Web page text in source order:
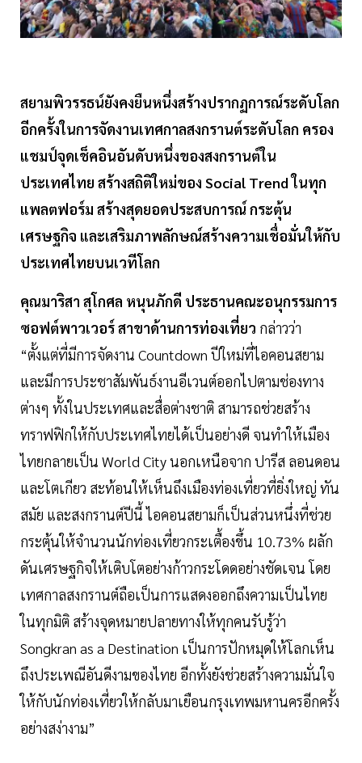
สยามพิวรรธน์ยังคงยืนหนึ่งสร้างปรากฏการณ์ระดับโลก
อีกครั้งในการจัดงานเทศกาลสงกรานต์ระดับโลก ครอง
แชมป์จุดเช็คอินอันดับหนึ่งของสงกรานต์ใน
ประเทศไทย สร้างสถิติใหม่ของ Social Trend ในทุก
แพลตฟอร์ม สร้างสุดยอดประสบการณ์ กระตุ้น
เศรษฐกิจ และเสริมภาพลักษณ์สร้างความเชื่อมั่นให้กับ
ประเทศไทยบนเวทีโลก
คุณมาริสา สุโกศล หนุนภักดี ประธานคณะอนุกรรมการ
ซอฟต์พาวเวอร์ สาขาด้านการท่องเที่ยว กล่าวว่า
“ตั้งแต่ที่มีการจัดงาน Countdown ปีใหม่ที่ไอคอนสยาม
และมีการประชาสัมพันธ์งานอีเวนต์ออกไปตามช่องทาง
ต่างๆ ทั้งในประเทศและสื่อต่างชาติ สามารถช่วยสร้าง
ทราฟฟิกให้กับประเทศไทยได้เป็นอย่างดี จนทำให้เมือง
ไทยกลายเป็น World City นอกเหนือจาก ปารีส ลอนดอน
และโตเกียว สะท้อนให้เห็นถึงเมืองท่องเที่ยวที่ยิ่งใหญ่ ทัน
สมัย และสงกรานต์ปีนี้ ไอคอนสยามก็เป็นส่วนหนึ่งที่ช่วย
กระตุ้นให้จำนวนนักท่องเที่ยวกระเตื้องขึ้น 10.73% ผลัก
ดันเศรษฐกิจให้เติบโตอย่างก้าวกระโดดอย่างชัดเจน โดย
เทศกาลสงกรานต์ถือเป็นการแสดงออกถึงความเป็นไทย
ในทุกมิติ สร้างจุดหมายปลายทางให้ทุกคนรับรู้ว่า
Songkran as a Destination เป็นการปักหมุดให้โลกเห็น
ถึงประเพณีอันดีงามของไทย อีกทั้งยังช่วยสร้างความมั่นใจ
ให้กับนักท่องเที่ยวให้กลับมาเยือนกรุงเทพมหานครอีกครั้ง
อย่างสง่างาม”